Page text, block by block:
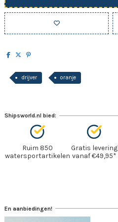
drijver oranje
Shipsworld.nl bied:
Ruim 850
watersportartikelen
Gratis levering
vanaf €49,95*
En aanbiedingen!